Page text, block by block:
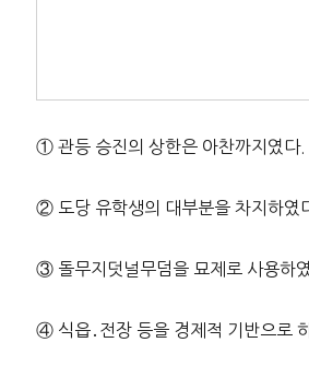
① 관등 승진의 상한은 아찬까지였다.
② 도당 유학생의 대부분을 차지하였
③ 돌무지덧널무덤을 묘제로 사용하
④ 식읍․전장 등을 경제적 기반으로